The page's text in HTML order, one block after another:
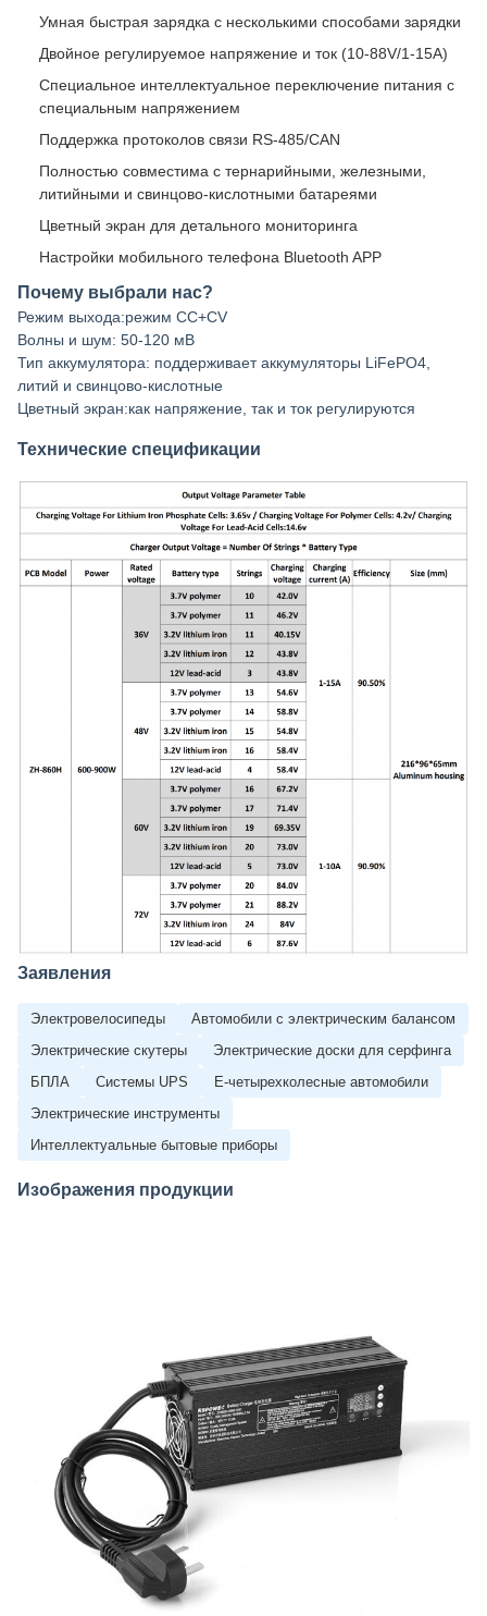
Умная быстрая зарядка с несколькими способами зарядки
Двойное регулируемое напряжение и ток (10-88V/1-15A)
Специальное интеллектуальное переключение питания с
специальным напряжением
Поддержка протоколов связи RS-485/CAN
Полностью совместима с тернарийными, железными,
литийными и свинцово-кислотными батареями
Цветный экран для детального мониторинга
Настройки мобильного телефона Bluetooth APP
Почему выбрали нас?
Режим выхода:режим CC+CV
Волны и шум: 50-120 мВ
Тип аккумулятора: поддерживает аккумуляторы LiFePO4,
литий и свинцово-кислотные
Цветный экран:как напряжение, так и ток регулируются
Технические спецификации
Заявления
Электровелосипеды
Автомобили с электрическим балансом
Электрические скутеры
Электрические доски для серфинга
БПЛА
Системы UPS
Е-четырехколесные автомобили
Электрические инструменты
Интеллектуальные бытовые приборы
Изображения продукции